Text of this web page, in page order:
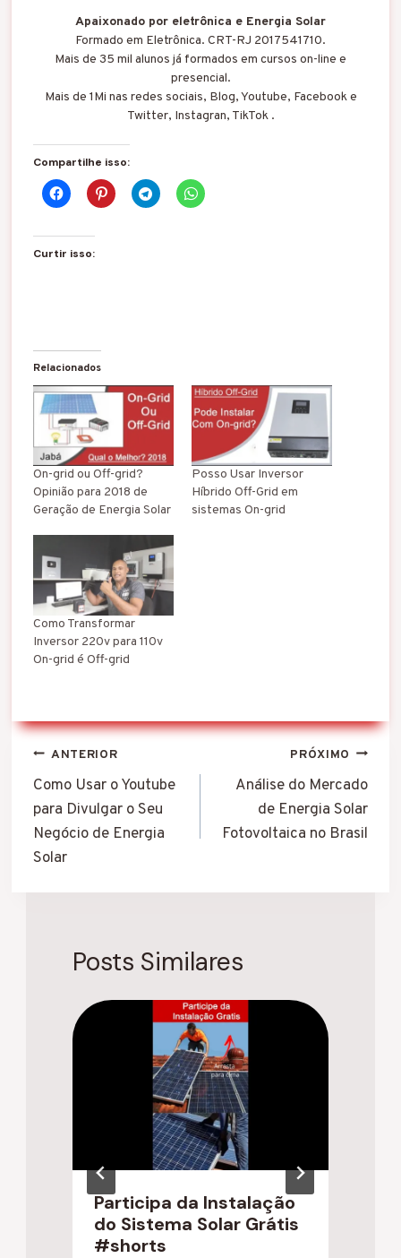
Apaixonado por eletrônica e Energia Solar
Formado em Eletrônica. CRT-RJ 2017541710.
Mais de 35 mil alunos já formados em cursos on-line e
presencial.
Mais de 1Mi nas redes sociais, Blog, Youtube, Facebook e
Twitter, Instagran, TikTok .
Compartilhe isso:
Curtir isso:
Relacionados
On-grid ou Off-grid?
Opinião para 2018 de
Geração de Energia Solar
Posso Usar Inversor
Híbrido Off-Grid em
sistemas On-grid
Como Transformar
Inversor 220v para 110v
On-grid é Off-grid
Navegação
de
Post
ANTERIOR
Como Usar o Youtube
para Divulgar o Seu
Negócio de Energia
Solar
PRÓXIMO
Análise do Mercado
de Energia Solar
Fotovoltaica no Brasil
Posts Similares
Participa da Instalação
do Sistema Solar Grátis
#shorts